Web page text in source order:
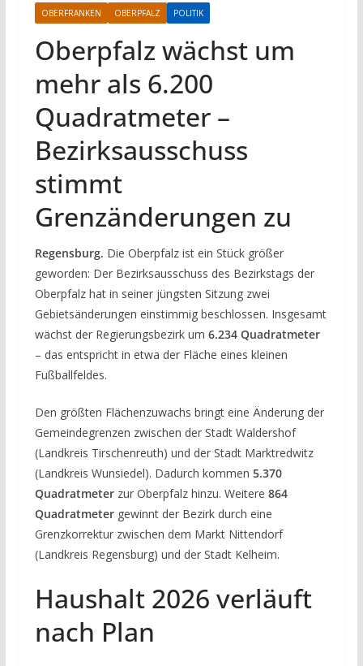
OBERFRANKEN OBERPFALZ POLITIK
Oberpfalz wächst um
mehr als 6.200
Quadratmeter –
Bezirksausschuss
stimmt
Grenzänderungen zu
Regensburg. Die Oberpfalz ist ein Stück größer
geworden: Der Bezirksausschuss des Bezirkstags der
Oberpfalz hat in seiner jüngsten Sitzung zwei
Gebietsänderungen einstimmig beschlossen. Insgesamt
wächst der Regierungsbezirk um 6.234 Quadratmeter
– das entspricht in etwa der Fläche eines kleinen
Fußballfeldes.
Den größten Flächenzuwachs bringt eine Änderung der
Gemeindegrenzen zwischen der Stadt Waldershof
(Landkreis Tirschenreuth) und der Stadt Marktredwitz
(Landkreis Wunsiedel). Dadurch kommen 5.370
Quadratmeterzur Oberpfalz hinzu. Weitere 864
Quadratmetergewinnt der Bezirk durch eine
Grenzkorrektur zwischen dem Markt Nittendorf
(Landkreis Regensburg) und der Stadt Kelheim.
Haushalt 2026 verläuft
nach Plan